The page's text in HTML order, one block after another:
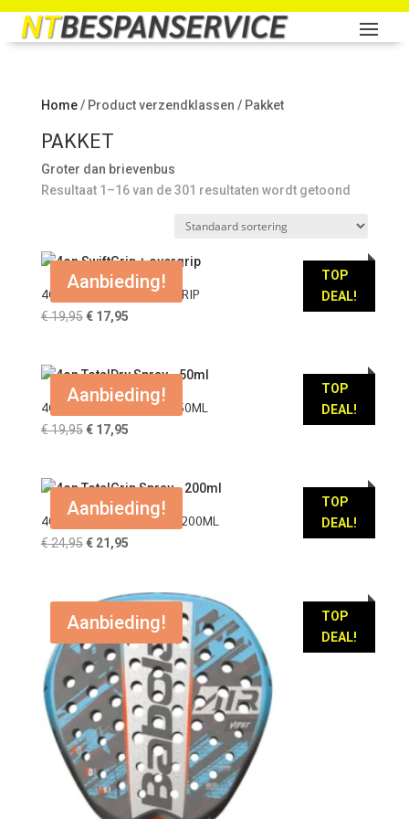
Home/ Product verzendklassen / Pakket
PAKKET
Groter dan brievenbus
Resultaat 1–16 van de 301 resultaten wordt getoond
TOP
DEAL!
Aanbieding!
4ON SWIFTGRIP + OVERGRIP
€19,95 Oorspronkelijke
€ 19,95.
€17,95Huidige
€ 17,95.
TOP
DEAL!
Aanbieding!
4ON TOTALDRY SPRAY – 50ML
€19,95 Oorspronkelijke
€ 19,95.
€17,95Huidige
€ 17,95.
TOP
DEAL!
Aanbieding!
4ON TOTALGRIP SPRAY – 200ML
€24,95 Oorspronkelijke
€ 24,95.
€21,95Huidige
€ 21,95.
TOP
DEAL!
Aanbieding!